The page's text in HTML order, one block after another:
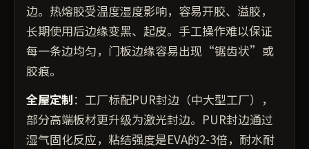
边。热熔胶受温度湿度影响，容易开胶、溢胶，
长期使用后边缘变黑、起皮。手工操作难以保证
每一条边均匀，门板边缘容易出现“锯齿状”或
胶痕。
全屋定制：工厂标配PUR封边（中大型工厂），
部分高端板材更升级为激光封边。PUR封边通过
湿气固化反应，粘结强度是EVA的2-3倍，耐水耐